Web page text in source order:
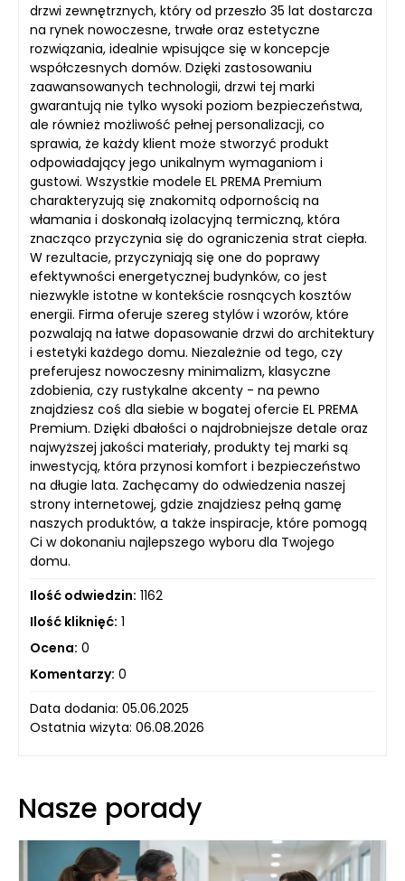
drzwi zewnętrznych, który od przeszło 35 lat dostarcza
na rynek nowoczesne, trwałe oraz estetyczne
rozwiązania, idealnie wpisujące się w koncepcje
współczesnych domów. Dzięki zastosowaniu
zaawansowanych technologii, drzwi tej marki
gwarantują nie tylko wysoki poziom bezpieczeństwa,
ale również możliwość pełnej personalizacji, co
sprawia, że każdy klient może stworzyć produkt
odpowiadający jego unikalnym wymaganiom i
gustowi. Wszystkie modele EL PREMA Premium
charakteryzują się znakomitą odpornością na
włamania i doskonałą izolacyjną termiczną, która
znacząco przyczynia się do ograniczenia strat ciepła.
W rezultacie, przyczyniają się one do poprawy
efektywności energetycznej budynków, co jest
niezwykle istotne w kontekście rosnących kosztów
energii. Firma oferuje szereg stylów i wzorów, które
pozwalają na łatwe dopasowanie drzwi do architektury
i estetyki każdego domu. Niezależnie od tego, czy
preferujesz nowoczesny minimalizm, klasyczne
zdobienia, czy rustykalne akcenty - na pewno
znajdziesz coś dla siebie w bogatej ofercie EL PREMA
Premium. Dzięki dbałości o najdrobniejsze detale oraz
najwyższej jakości materiały, produkty tej marki są
inwestycją, która przynosi komfort i bezpieczeństwo
na długie lata. Zachęcamy do odwiedzenia naszej
strony internetowej, gdzie znajdziesz pełną gamę
naszych produktów, a także inspiracje, które pomogą
Ci w dokonaniu najlepszego wyboru dla Twojego
domu.
Ilość odwiedzin: 1162
Ilość kliknięć: 1
Ocena: 0
Komentarzy: 0
Data dodania: 05.06.2025
Ostatnia wizyta: 06.08.2026
Nasze porady